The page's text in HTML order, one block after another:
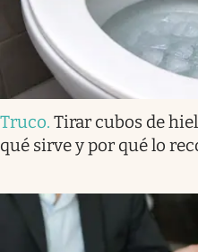
Truco. Tirar cubos de
qué sirve y por qué lo